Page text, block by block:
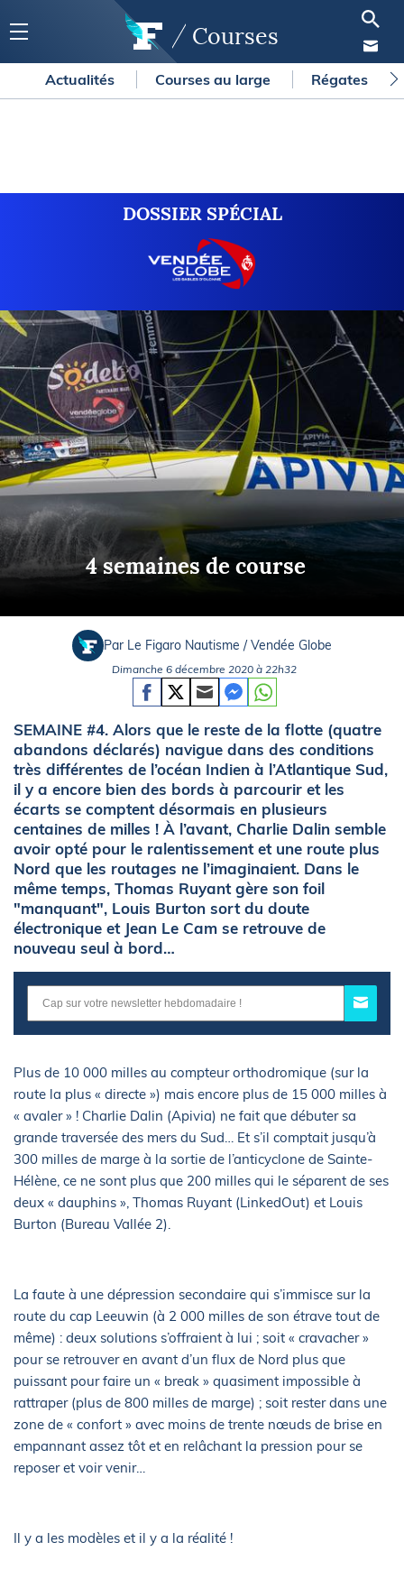
Courses
Actualités Courses au large Régates
DOSSIER SPÉCIAL
4 semaines de course
Par Le Figaro Nautisme / Vendée Globe
Dimanche 6 décembre 2020 à 22h32
SEMAINE #4. Alors que le reste de la flotte (quatre
abandons déclarés) navigue dans des conditions
très différentes de l’océan Indien à l’Atlantique Sud,
il y a encore bien des bords à parcourir et les
écarts se comptent désormais en plusieurs
centaines de milles ! À l’avant, Charlie Dalin semble
avoir opté pour le ralentissement et une route plus
Nord que les routages ne l’imaginaient. Dans le
même temps, Thomas Ruyant gère son foil
"manquant", Louis Burton sort du doute
électronique et Jean Le Cam se retrouve de
nouveau seul à bord…
Plus de 10 000 milles au compteur orthodromique (sur la
route la plus « directe ») mais encore plus de 15 000 milles à
« avaler » ! Charlie Dalin (Apivia) ne fait que débuter sa
grande traversée des mers du Sud… Et s’il comptait jusqu’à
300 milles de marge à la sortie de l’anticyclone de Sainte-
Hélène, ce ne sont plus que 200 milles qui le séparent de ses
deux « dauphins », Thomas Ruyant (LinkedOut) et Louis
Burton (Bureau Vallée 2).
La faute à une dépression secondaire qui s’immisce sur la
route du cap Leeuwin (à 2 000 milles de son étrave tout de
même) : deux solutions s’offraient à lui ; soit « cravacher »
pour se retrouver en avant d’un flux de Nord plus que
puissant pour faire un « break » quasiment impossible à
rattraper (plus de 800 milles de marge) ; soit rester dans une
zone de « confort » avec moins de trente nœuds de brise en
empannant assez tôt et en relâchant la pression pour se
reposer et voir venir…
Il y a les modèles et il y a la réalité !